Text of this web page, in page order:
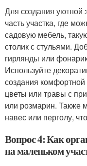
Для создания уютной
часть участка, где
садовую мебель,
столик с стульями.
гирлянды или
Используйте
создания
цветы или травы с
или розмарин. Также
навес или перголу,
Вопрос 4: Как
на маленьком